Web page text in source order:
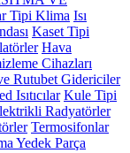
Tipi Klima Isı
Kaset Tipi
Hava
Cihazları
Rutubet Gidericiler
Isıtıcılar Kule Tipi
Radyatörler
Termosifonlar
Yedek Parça